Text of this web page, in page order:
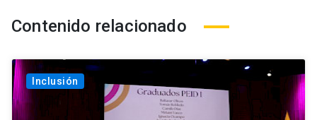
Contenido relacionado
Inclusión